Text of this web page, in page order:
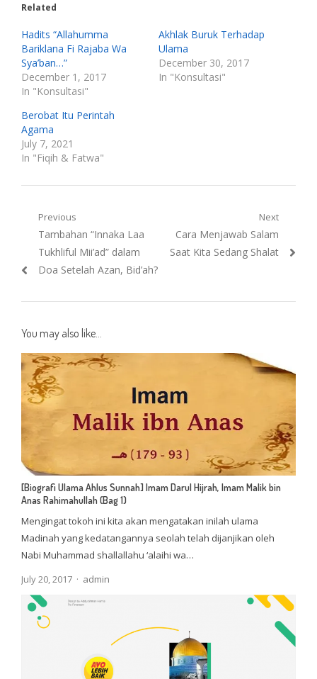
Related
Hadits “Allahumma
Bariklana Fi Rajaba Wa
Sya’ban…”
December 1, 2017
In "Konsultasi"
Akhlak Buruk Terhadap
Ulama
December 30, 2017
In "Konsultasi"
Berobat Itu Perintah
Agama
July 7, 2021
In "Fiqih & Fatwa"
Post
navigation
Previous
Previous
post:
Tambahan “Innaka Laa
Tukhliful Mii’ad” dalam
Doa Setelah Azan, Bid’ah?
Next
Next
post:
Cara Menjawab Salam
Saat Kita Sedang Shalat
You may also like...
[Biografi Ulama Ahlus Sunnah] Imam Darul Hijrah, Imam Malik bin
Anas Rahimahullah (Bag 1)
Mengingat tokoh ini kita akan mengatakan inilah ulama
Madinah yang kedatangannya seolah telah dijanjikan oleh
Nabi Muhammad shallallahu ‘alaihi wa…
July 20, 2017
Author
admin